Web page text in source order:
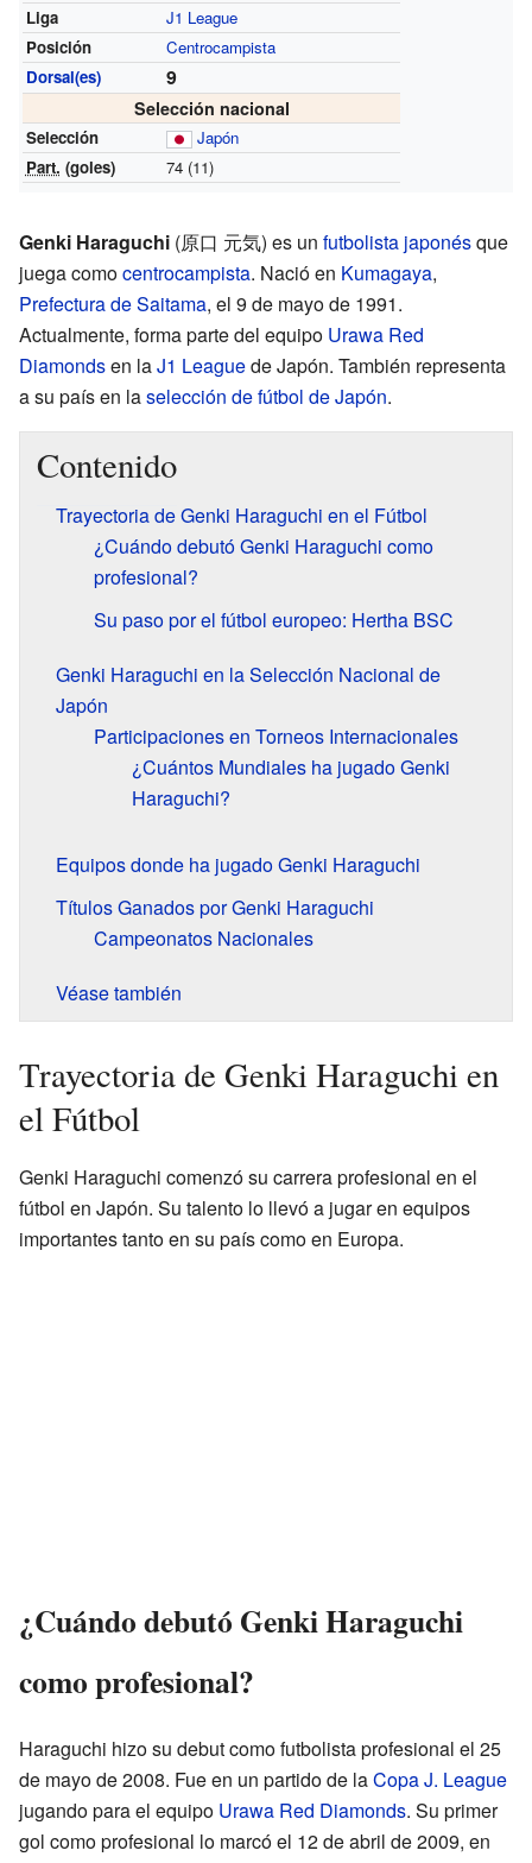
Liga
J1 League
Posición
Centrocampista
Dorsal(es)
9
Selección nacional
Selección
Japón
Part. (goles) 74 (11)
Genki Haraguchi (原口 元気) es un futbolista japonésque
juega comocentrocampista. Nació en Kumagaya,
Prefectura de Saitama, el 9 de mayo de 1991.
Actualmente, forma parte del equipo Urawa Red
Diamondsen laJ1 Leaguede Japón. También representa
a su país en laselección de fútbol de Japón.
Contenido
Trayectoria de Genki Haraguchi en el Fútbol
¿Cuándo debutó Genki Haraguchi como
profesional?
Su paso por el fútbol europeo: Hertha BSC
Genki Haraguchi en la Selección Nacional de
Japón
Participaciones en Torneos Internacionales
¿Cuántos Mundiales ha jugado Genki
Haraguchi?
Equipos donde ha jugado Genki Haraguchi
Títulos Ganados por Genki Haraguchi
Campeonatos Nacionales
Véase también
Trayectoria de Genki Haraguchi en
el Fútbol
Genki Haraguchi comenzó su carrera profesional en el
fútbol en Japón. Su talento lo llevó a jugar en equipos
importantes tanto en su país como en Europa.
¿Cuándo debutó Genki Haraguchi
como profesional?
Haraguchi hizo su debut como futbolista profesional el 25
de mayo de 2008. Fue en un partido de laCopa J. League
jugando para el equipo Urawa Red Diamonds. Su primer
gol como profesional lo marcó el 12 de abril de 2009, en